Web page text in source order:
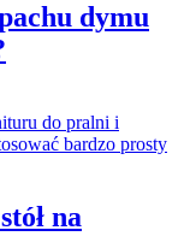
dymu
do pralni i
bardzo prosty
na